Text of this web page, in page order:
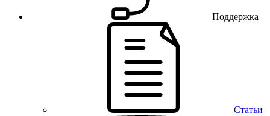
Поддержка
Статьи